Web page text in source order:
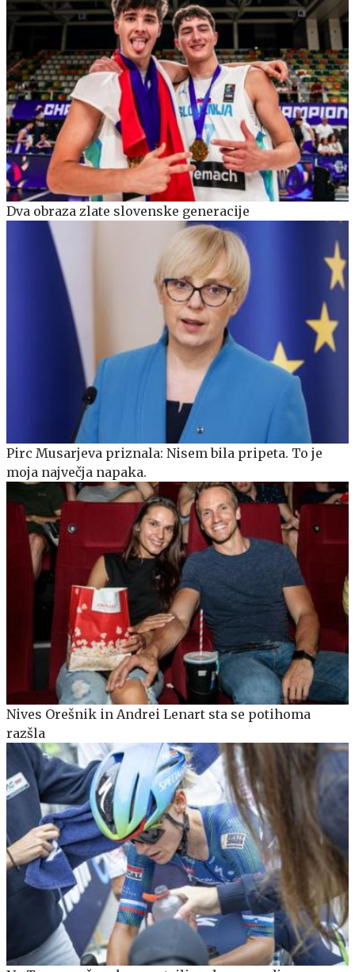
Dva obraza zlate slovenske generacije
Pirc Musarjeva priznala: Nisem bila pripeta. To je
moja največja napaka.
Nives Orešnik in Andrei Lenart sta se potihoma
razšla